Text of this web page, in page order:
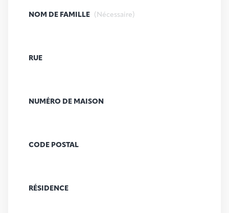
NOM DE FAMILLE (Nécessaire)
RUE
NUMÉRO DE MAISON
CODE POSTAL
RÉSIDENCE